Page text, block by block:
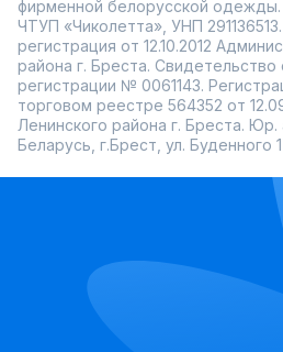
фирменной белорусской
ЧТУП «Чиколетта», УНП
регистрация от 12.10.2012
района г. Бреста. Свидетельство
регистрации № 0061143.
торговом реестре 564352 от
Ленинского района г. Бреста.
Беларусь, г.Брест, ул. Буденного